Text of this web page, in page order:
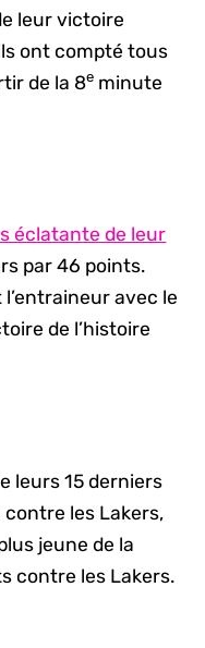
leur victoire
ont compté tous
de la 8e minute
éclatante de leur
par 46 points.
avec le
de l’histoire
leurs 15 derniers
contre les Lakers,
jeune de la
contre les Lakers.